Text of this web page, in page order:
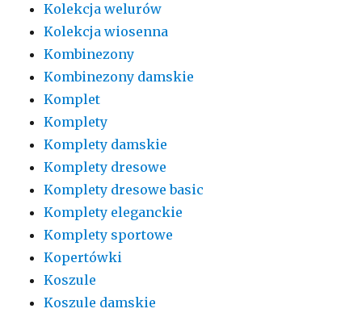
Kolekcja welurów
Kolekcja wiosenna
Kombinezony
Kombinezony damskie
Komplet
Komplety
Komplety damskie
Komplety dresowe
Komplety dresowe basic
Komplety eleganckie
Komplety sportowe
Kopertówki
Koszule
Koszule damskie